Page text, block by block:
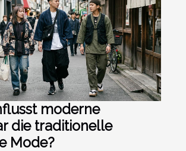
moderne
die traditionelle
Mode?